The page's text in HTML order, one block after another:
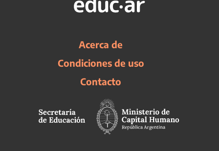
Acerca de
Condiciones de uso
Contacto